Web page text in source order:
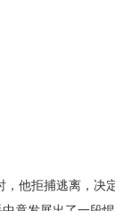
，他拒捕逃离，决